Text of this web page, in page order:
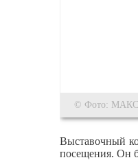
© Фото: МАКС-
Выставочный
посещения. Он